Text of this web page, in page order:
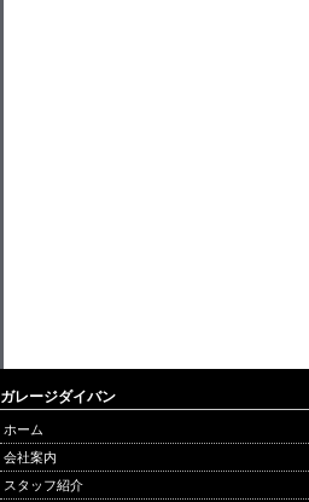
ガレージダイバン
ホーム
会社案内
スタッフ紹介